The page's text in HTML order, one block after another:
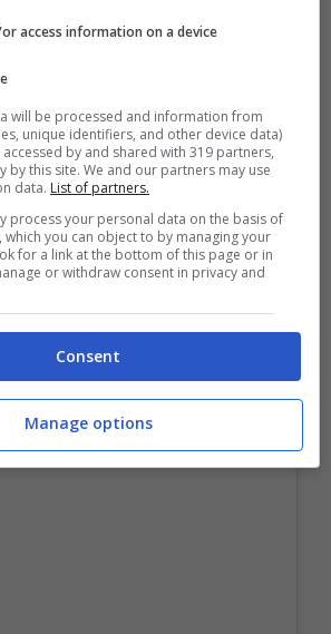
access information on a device
will be processed and information from
unique identifiers, and other device data)
by and shared with 319 partners,
by this site. We and our partners may use
data. List of partners.
process your personal data on the basis of
which you can object to by managing your
for a link at the bottom of this page or in
or withdraw consent in privacy and
Consent
Manage options